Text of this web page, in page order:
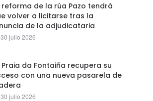
reforma de la rúa Pazo tendrá
volver a licitarse tras la
de la adjudicataria
Posted
30 julio 2026
Praia da Fontaiña recupera su
con una nueva pasarela de
Posted
30 julio 2026